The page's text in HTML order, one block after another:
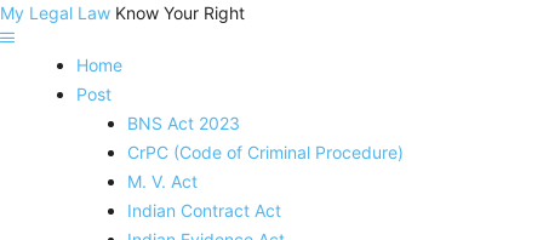
My Legal Law Know Your Right
Home
Post
BNS Act 2023
CrPC (Code of Criminal Procedure)
M. V. Act
Indian Contract Act